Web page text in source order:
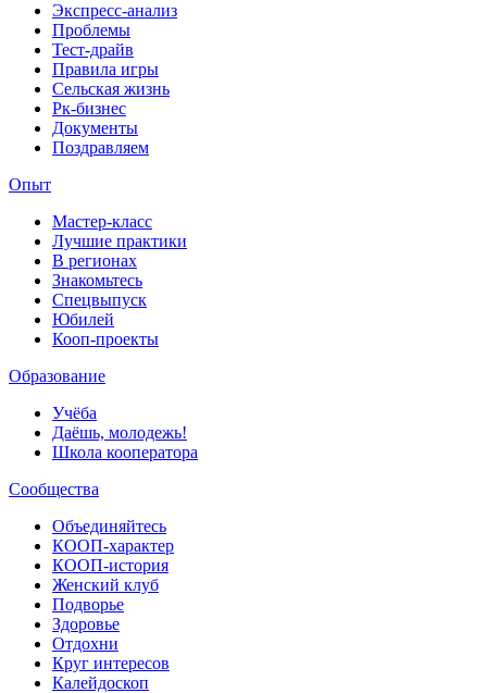
Экспресс-анализ
Проблемы
Тест-драйв
Правила игры
Сельская жизнь
Рк-бизнес
Документы
Поздравляем
Опыт
Мастер-класс
Лучшие практики
В регионах
Знакомьтесь
Спецвыпуск
Юбилей
Кооп-проекты
Образование
Учёба
Даёшь, молодежь!
Школа кооператора
Сообщества
Объединяйтесь
КООП-характер
КООП-история
Женский клуб
Подворье
Здоровье
Отдохни
Круг интересов
Калейдоскоп